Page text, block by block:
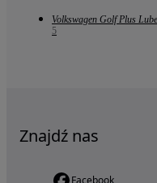
Volkswagen Golf Plus
5
Znajdź nas